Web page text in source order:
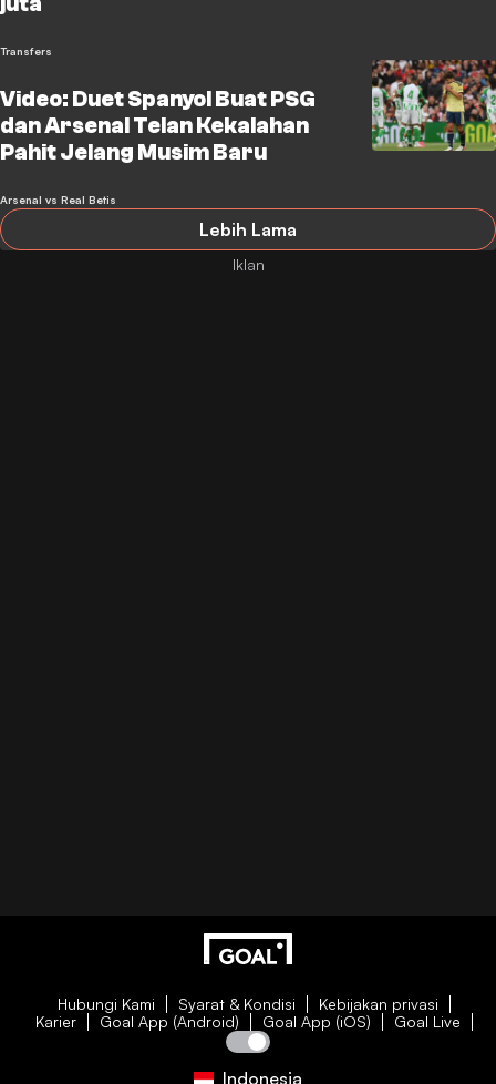
Transfers
Video: Duet Spanyol Buat PSG
dan Arsenal Telan Kekalahan
Pahit Jelang Musim Baru
Arsenal vs Real Betis
Lebih Lama
Hubungi Kami Syarat & Kondisi
Kebijakan privasi
Karier
Goal App (Android) Goal App (iOS) Goal Live
Indonesia